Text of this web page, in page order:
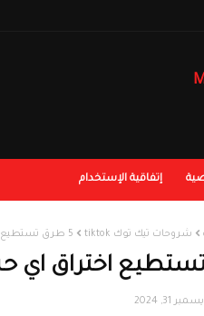
إتفاقية الإستخدام
شروحات تيك توك tiktok 5 طرق تستطيع اختراق اي حساب تيك توك احذر!
31, 2024